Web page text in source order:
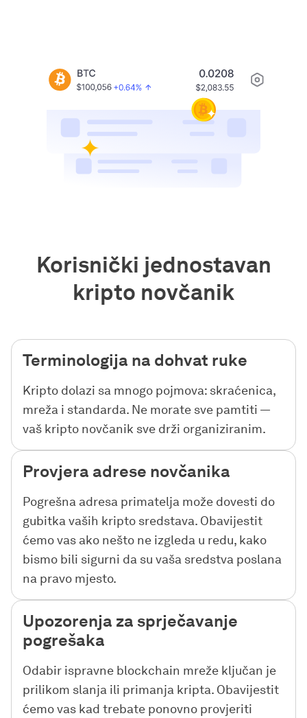
Korisnički jednostavan
kripto novčanik
Terminologija na dohvat ruke
Kripto dolazi sa mnogo pojmova: skraćenica,
mreža i standarda. Ne morate sve pamtiti —
vaš kripto novčanik sve drži organiziranim.
Provjera adrese novčanika
Pogrešna adresa primatelja može dovesti do
gubitka vaših kripto sredstava. Obavijestit
ćemo vas ako nešto ne izgleda u redu, kako
bismo bili sigurni da su vaša sredstva poslana
na pravo mjesto.
Upozorenja za sprječavanje
pogrešaka
Odabir ispravne blockchain mreže ključan je
prilikom slanja ili primanja kripta. Obavijestit
ćemo vas kad trebate ponovno provjeriti